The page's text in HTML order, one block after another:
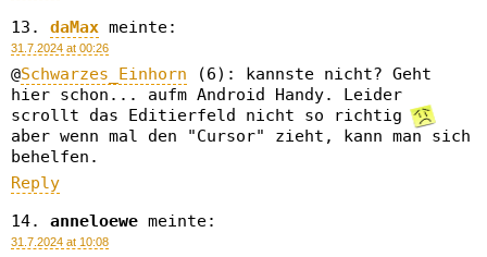
daMax meinte:
31.7.2024 at 00:26
@Schwarzes_Einhorn (6): kannste nicht? Geht
hier schon... aufm Android Handy. Leider
scrollt das Editierfeld nicht so richtig
aber wenn mal den "Cursor" zieht, kann man sich
behelfen.
Reply
anneloewe meinte:
31.7.2024 at 10:08